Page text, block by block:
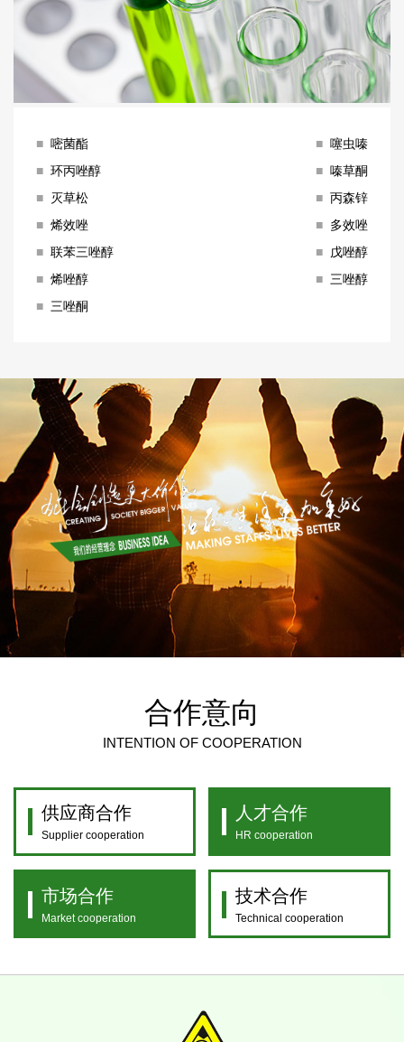
■ 嘧菌酯 ■ 噻虫嗪
■ 环丙唑醇 ■ 嗪草酮
■ 灭草松 ■ 丙森锌
■ 烯效唑 ■ 多效唑
■ 联苯三唑醇 ■
戊唑醇
■ 烯唑醇 ■ 三唑醇
■ 三唑酮
合作意向
INTENTION OF COOPERATION
供应商合作
Supplier cooperation
人才合作
HR cooperation
市场合作
Market cooperation
技术合作
Technical cooperation